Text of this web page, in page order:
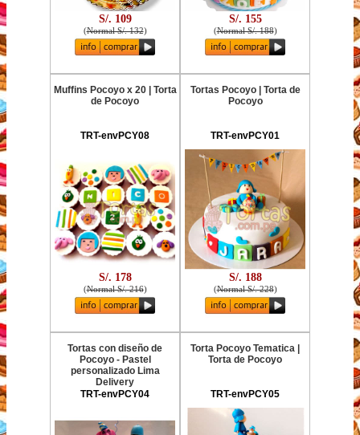
S/. 109
(Normal S/. 132)
S/. 155
(Normal S/. 188)
Muffins Pocoyo x 20 | Torta
de Pocoyo
TRT-envPCY08
S/. 178
(Normal S/. 216)
Tortas Pocoyo | Torta de
Pocoyo
TRT-envPCY01
S/. 188
(Normal S/. 228)
Tortas con diseño de
Pocoyo - Pastel
personalizado Lima
Delivery
TRT-envPCY04
Torta Pocoyo Tematica |
Torta de Pocoyo
TRT-envPCY05